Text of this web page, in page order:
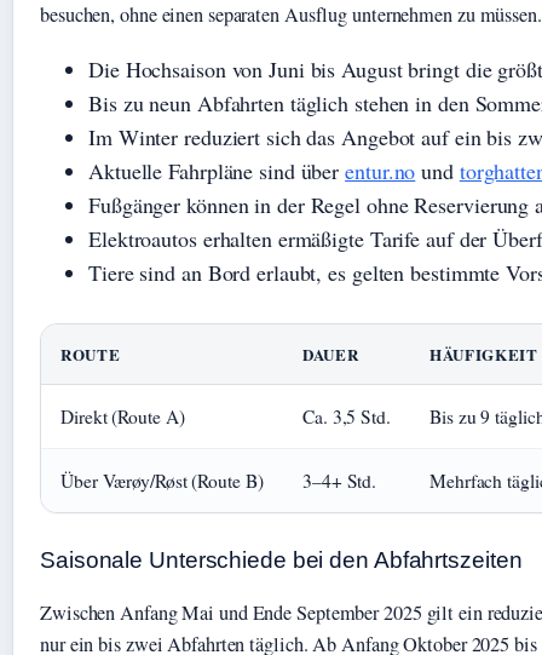
besuchen, ohne einen separaten Ausflug unternehmen zu müssen.
Die Hochsaison von Juni bis August bringt die
Bis zu neun Abfahrten täglich stehen in den
Im Winter reduziert sich das Angebot auf ein bis
Aktuelle Fahrpläne sind überentur.no und
Fußgänger können in der Regel ohne Reservierung
Elektroautos erhalten ermäßigte Tarife auf der
Tiere sind an Bord erlaubt, es gelten bestimmte
ROUTE DAUER HÄUFIGKEIT
Direkt (Route A) Ca. 3,5 Std. Bis zu 9
Über Værøy/Røst (Route B) 3–4+ Std. Mehrfach
Saisonale Unterschiede bei den Abfahrtszeiten
Zwischen Anfang Mai und Ende September 2025 gilt ein
nur ein bis zwei Abfahrten täglich. Ab Anfang Oktober 2025